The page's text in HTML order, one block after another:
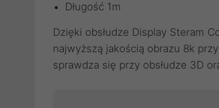
Długość 1m
Dzięki obsłudze Display Steram
najwyższą jakością obrazu 8k
sprawdza się przy obsłudze 3D